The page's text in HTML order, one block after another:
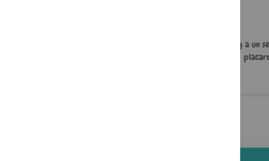
À l'aide, y a un